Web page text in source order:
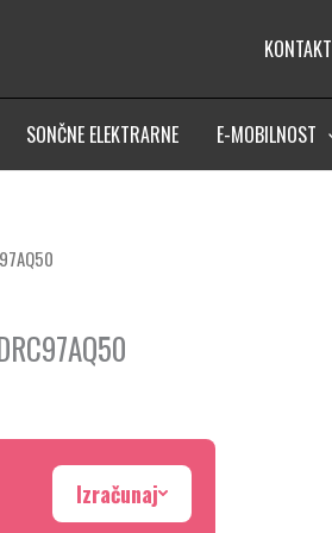
KONTAKT
SONČNE ELEKTRARNE E-MOBILNOST
Izračunaj